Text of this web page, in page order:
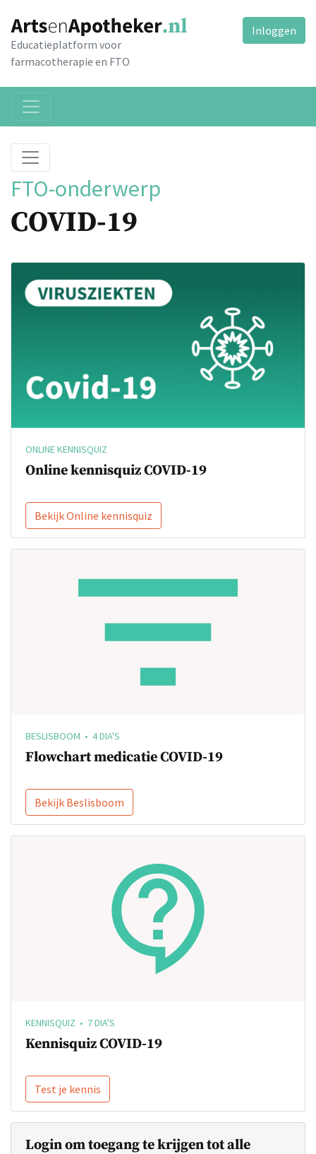
Educatieplatform voor
farmacotherapie en FTO
Inloggen
FTO-onderwerp
COVID-19
ONLINE KENNISQUIZ
Online kennisquiz COVID-19
Bekijk Online kennisquiz
BESLISBOOM • 4 DIA'S
Flowchart medicatie COVID-19
Bekijk Beslisboom
KENNISQUIZ • 7 DIA'S
Kennisquiz COVID-19
Test je kennis
Login om toegang te krijgen tot alle